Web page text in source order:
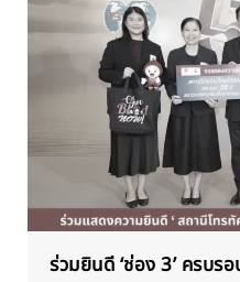
ร่วมยินดี ‘ช่อง 3’ ครบร